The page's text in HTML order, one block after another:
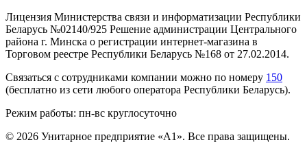
Лицензия Министерства связи и информатизации Республики
Беларусь №02140/925 Решение администрации Центрального
района г. Минска о регистрации интернет-магазина в
Торговом реестре Республики Беларусь №168 от 27.02.2014.
Связаться с сотрудниками компании можно по номеру 150
(бесплатно из сети любого оператора Республики Беларусь).
Режим работы: пн-вс круглосуточно
© 2026 Унитарное предприятие «А1». Все права защищены.